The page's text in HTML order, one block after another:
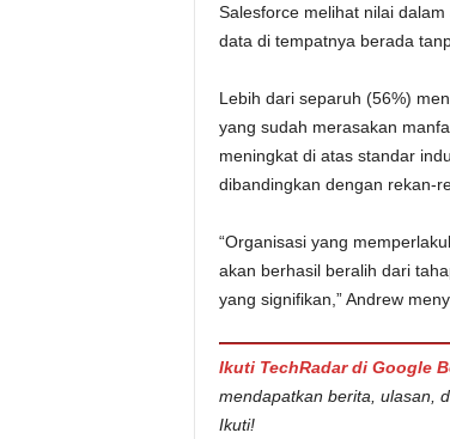
Salesforce melihat nilai
data di tempatnya berada
Lebih dari separuh (56%)
yang sudah merasakan
meningkat di atas standar
dibandingkan dengan rekan-
“Organisasi yang
akan berhasil beralih dari
yang signifikan,” Andrew
Ikuti TechRadar di Google
mendapatkan berita, ulasan,
Ikuti!